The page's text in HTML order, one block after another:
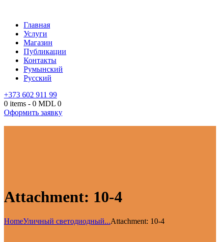
Главная
Услуги
Магазин
Публикации
Контакты
Румынский
Русский
+373 602 911 99
0 items - 0 MDL 0
Оформить заявку
Attachment: 10-4
HomeУличный светодиодный...Attachment: 10-4